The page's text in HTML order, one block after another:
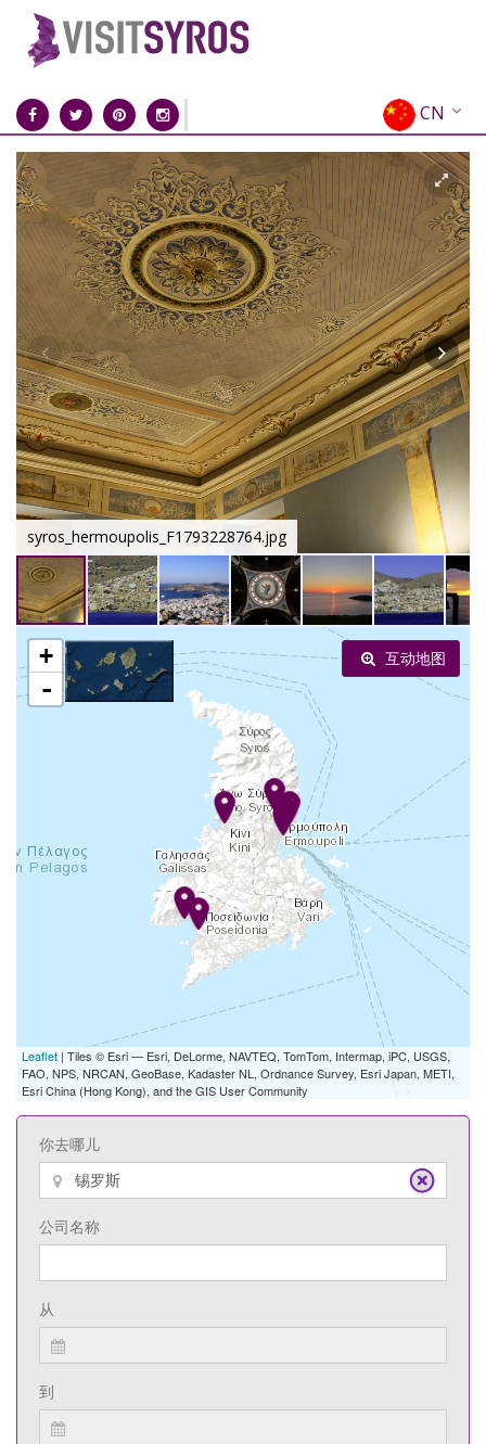
CN
EN
EL
FR
DE
IT
ES
RU
syros_hermoupolis_F1793228764.jpg
+
-
Leaflet | Tiles © Esri — Esri, DeLorme, NAVTEQ, TomTom, Intermap, iPC, USGS,
FAO, NPS, NRCAN, GeoBase, Kadaster NL, Ordnance Survey, Esri Japan, METI,
Esri China (Hong Kong), and the GIS User Community
互动地图
你去哪儿
公司名称
从
到